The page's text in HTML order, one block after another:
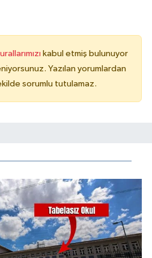
kabul etmiş bulunuyor
Yazılan yorumlardan
sorumlu tutulamaz.